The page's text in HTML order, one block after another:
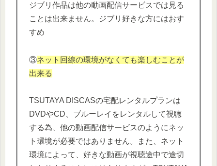
ジブリ作品は他の動画配信サービスでは見る
ことは出来ません。ジブリ好きな方にはおす
すめ
③ネット回線の環境がなくても楽しむことが
出来る
TSUTAYA DISCASの宅配レンタルプランは
DVDやCD、ブルーレイをレンタルして視聴
する為、他の動画配信サービスのようにネッ
ト環境が必要ではありません。また、ネット
環境によって、好きな動画が視聴途中で途切